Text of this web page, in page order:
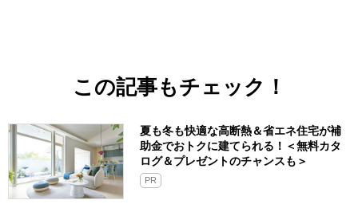
この記事もチェック！
夏も冬も快適な高断熱＆省エネ住宅が補
助金でおトクに建てられる！＜無料カタ
ログ＆プレゼントのチャンスも＞
PR